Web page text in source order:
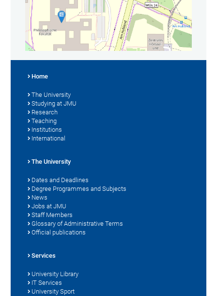
Home
The University
Studying at JMU
Research
Teaching
Institutions
International
The University
Dates and Deadlines
Degree Programmes and Subjects
News
Jobs at JMU
Staff Members
Glossary of Administrative Terms
Official publications
Services
University Library
IT Services
University Sport